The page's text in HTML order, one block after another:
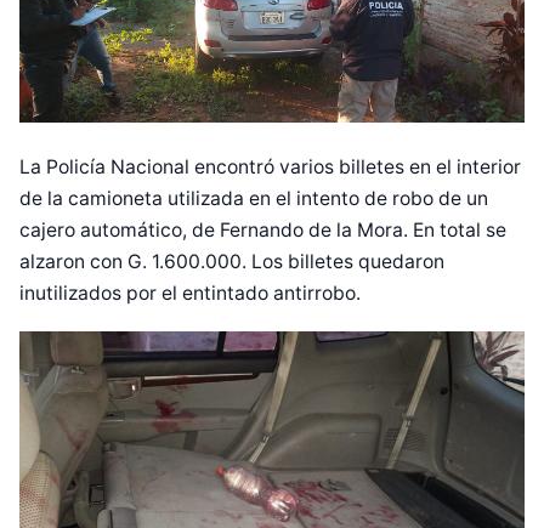
La Policía Nacional encontró varios billetes en el interior
de la camioneta utilizada en el intento de robo de un
cajero automático, de Fernando de la Mora. En total se
alzaron con G. 1.600.000. Los billetes quedaron
inutilizados por el entintado antirrobo.